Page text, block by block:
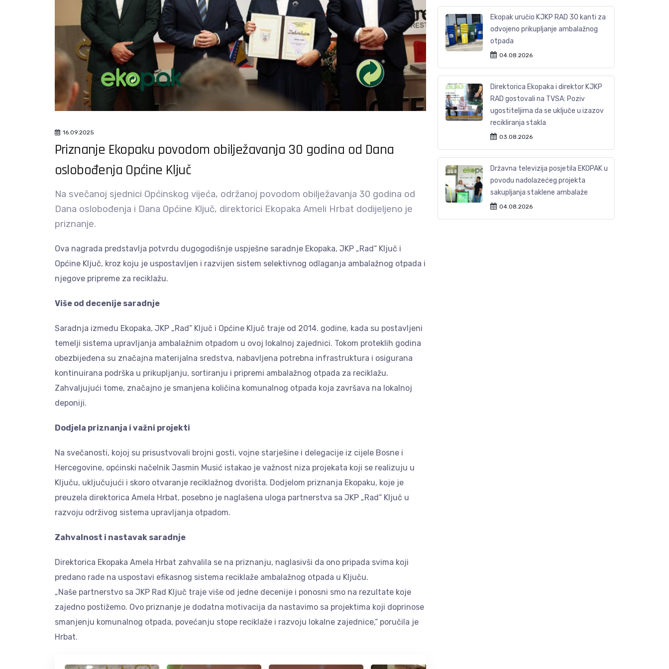
16.09.2025
Priznanje Ekopaku povodom obilježavanja 30 godina od Dana
oslobođenja Općine Ključ
Na svečanoj sjednici Općinskog vijeća, održanoj povodom obilježavanja 30 godina od
Dana oslobođenja i Dana Općine Ključ, direktorici Ekopaka Ameli Hrbat dodijeljeno je
priznanje.
Ova nagrada predstavlja potvrdu dugogodišnje uspješne saradnje Ekopaka, JKP „Rad“ Ključ i
Općine Ključ, kroz koju je uspostavljen i razvijen sistem selektivnog odlaganja ambalažnog otpada i
njegove pripreme za reciklažu.
Više od decenije saradnje
Saradnja između Ekopaka, JKP „Rad“ Ključ i Općine Ključ traje od 2014. godine, kada su postavljeni
temelji sistema upravljanja ambalažnim otpadom u ovoj lokalnoj zajednici. Tokom proteklih godina
obezbijeđena su značajna materijalna sredstva, nabavljena potrebna infrastruktura i osigurana
kontinuirana podrška u prikupljanju, sortiranju i pripremi ambalažnog otpada za reciklažu.
Zahvaljujući tome, značajno je smanjena količina komunalnog otpada koja završava na lokalnoj
deponiji.
Dodjela priznanja i važni projekti
Na svečanosti, kojoj su prisustvovali brojni gosti, vojne starješine i delegacije iz cijele Bosne i
Hercegovine, općinski načelnik Jasmin Musić istakao je važnost niza projekata koji se realizuju u
Ključu, uključujući i skoro otvaranje reciklažnog dvorišta. Dodjelom priznanja Ekopaku, koje je
preuzela direktorica Amela Hrbat, posebno je naglašena uloga partnerstva sa JKP „Rad“ Ključ u
razvoju održivog sistema upravljanja otpadom.
Zahvalnost i nastavak saradnje
Direktorica Ekopaka Amela Hrbat zahvalila se na priznanju, naglasivši da ono pripada svima koji
predano rade na uspostavi efikasnog sistema reciklaže ambalažnog otpada u Ključu.
„Naše partnerstvo sa JKP Rad Ključ traje više od jedne decenije i ponosni smo na rezultate koje
zajedno postižemo. Ovo priznanje je dodatna motivacija da nastavimo sa projektima koji doprinose
smanjenju komunalnog otpada, povećanju stope reciklaže i razvoju lokalne zajednice,“ poručila je
Hrbat.
Ekopak uručio KJKP RAD 30 kanti za
odvojeno prikupljanje ambalažnog
otpada
04.08.2026
Direktorica Ekopaka i direktor KJKP
RAD gostovali na TVSA: Poziv
ugostiteljima da se uključe u izazov
recikliranja stakla
03.08.2026
Državna televizija posjetila EKOPAK u
povodu nadolazećeg projekta
sakupljanja staklene ambalaže
04.08.2026